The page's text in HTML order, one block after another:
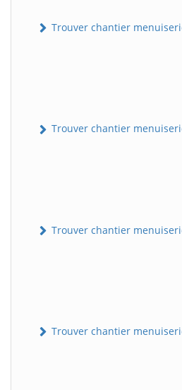
Trouver chantier
Trouver chantier
Trouver chantier
Trouver chantier